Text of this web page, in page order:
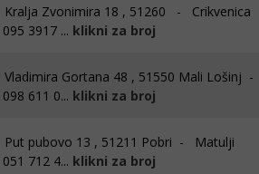
Kralja Zvonimira 18 , 51260 - Crikvenica
095 3917 ... klikni za broj
Vladimira Gortana 48 , 51550 Mali Lošinj
098 611 0... klikni za broj
Put pubovo 13 , 51211 Pobri - Matulji
051 712 4... klikni za broj